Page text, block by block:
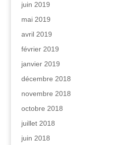
juin 2019
mai 2019
avril 2019
février 2019
janvier 2019
décembre 2018
novembre 2018
octobre 2018
juillet 2018
juin 2018